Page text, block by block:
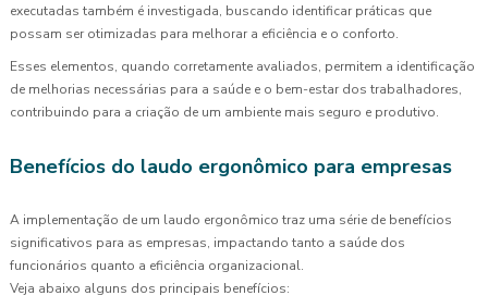
executadas também é investigada, buscando identificar práticas que
possam ser otimizadas para melhorar a eficiência e o conforto.
Esses elementos, quando corretamente avaliados, permitem a identificação
de melhorias necessárias para a saúde e o bem-estar dos trabalhadores,
contribuindo para a criação de um ambiente mais seguro e produtivo.
Benefícios do laudo ergonômico para empresas
A implementação de um laudo ergonômico traz uma série de benefícios
significativos para as empresas, impactando tanto a saúde dos
funcionários quanto a eficiência organizacional.
Veja abaixo alguns dos principais benefícios: